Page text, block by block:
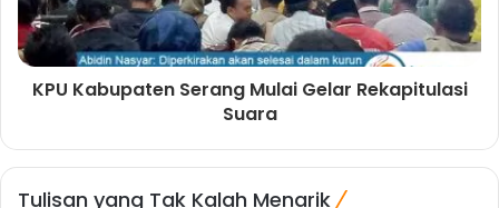
KPU Kabupaten Serang Mulai Gelar Rekapitulasi
Suara
Tulisan yang Tak Kalah Menarik